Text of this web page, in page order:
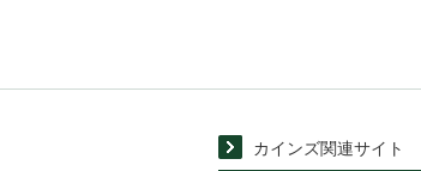
カインズ関連サイト